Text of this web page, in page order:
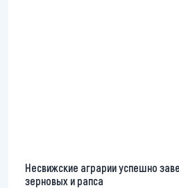
Несвижские аграрии успешно
зерновых и рапса